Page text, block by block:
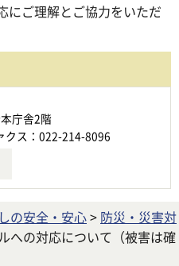
にご理解とご協力をいただ
庁舎2階
クス：022-214-8096
の安全・安心> 防災・災害対
への対応について（被害は確